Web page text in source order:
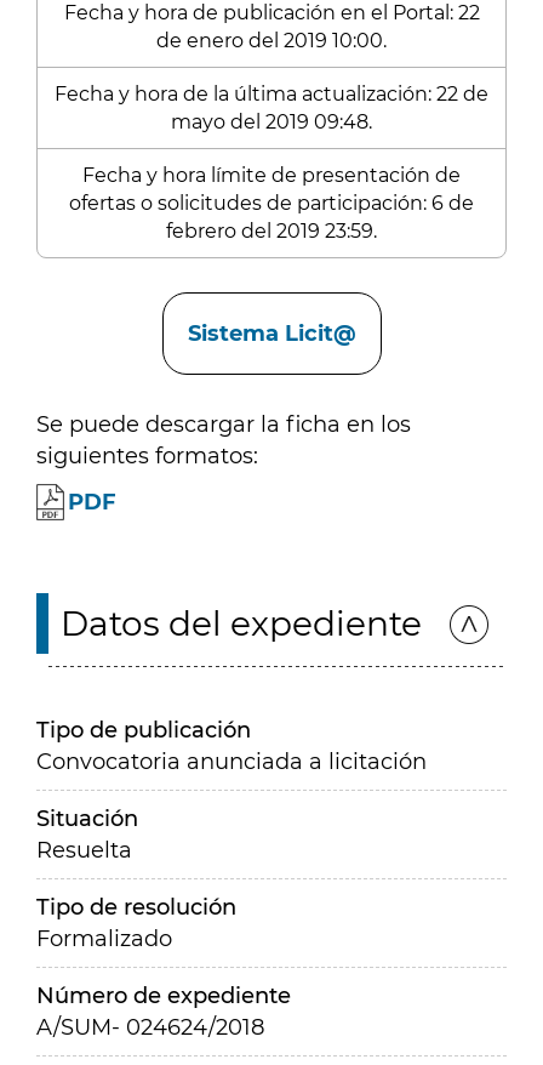
Fecha y hora de publicación en el Portal: 22
de enero del 2019 10:00.
Fecha y hora de la última actualización: 22 de
mayo del 2019 09:48.
Fecha y hora límite de presentación de
ofertas o solicitudes de participación: 6 de
febrero del 2019 23:59.
Sistema Licit@
Se puede descargar la ficha en los
siguientes formatos:
PDF
Datos del expediente
Tipo de publicación
Convocatoria anunciada a licitación
Situación
Resuelta
Tipo de resolución
Formalizado
Número de expediente
A/SUM- 024624/2018